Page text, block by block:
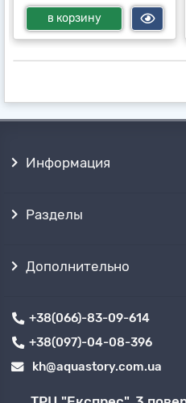
в корзину
Информация
Разделы
Дополнительно
+38(066)-83-09-614
+38(097)-04-08-396
kh@aquastory.com.ua